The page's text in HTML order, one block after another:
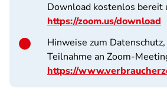
Download kostenlos bereit
https://zoom.us/download
Hinweise zum Datenschutz,
Teilnahme an Zoom-
https://